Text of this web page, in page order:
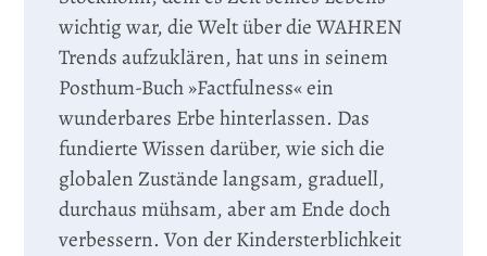
wichtig war, die Welt über die WAHREN
Trends aufzuklären, hat uns in seinem
Posthum-Buch »Factfulness« ein
wunderbares Erbe hinterlassen. Das
fundierte Wissen darüber, wie sich die
globalen Zustände langsam, graduell,
durchaus mühsam, aber am Ende doch
verbessern. Von der Kindersterblichkeit